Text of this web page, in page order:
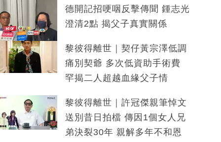
德開記招哽咽反擊傳聞 鍾志光
澄清2點 揭父子真實關係
黎彼得離世｜契仔黃宗澤低調
痛別契爺 多次低資助手術費
罕揭二人超越血緣父子情
黎彼得離世｜許冠傑親筆悼文
送別昔日拍檔 傳因1個女人兄
弟決裂30年 親解多年不和恩